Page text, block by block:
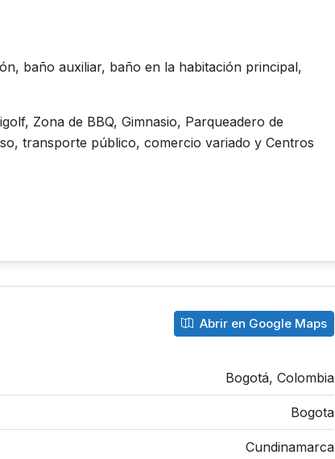
baño auxiliar, baño en la habitación principal,
Zona de BBQ, Gimnasio, Parqueadero de
transporte público, comercio variado y Centros
Abrir en Google Maps
Bogotá, Colombia
Bogota
Cundinamarca